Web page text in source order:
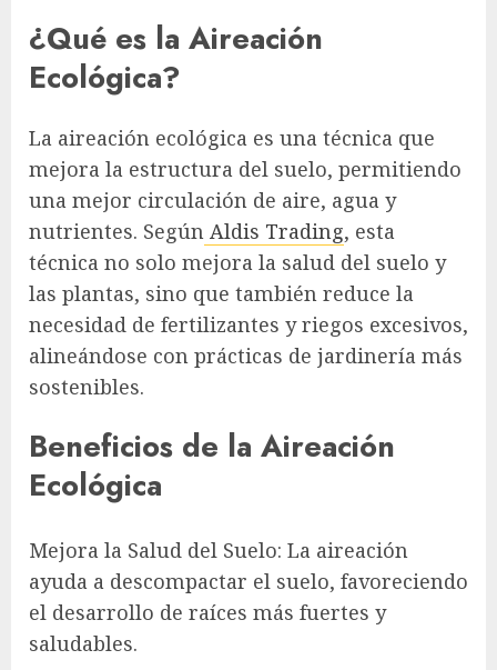
¿Qué es la Aireación
Ecológica?
La aireación ecológica es una técnica que
mejora la estructura del suelo, permitiendo
una mejor circulación de aire, agua y
nutrientes. Según Aldis Trading, esta
técnica no solo mejora la salud del suelo y
las plantas, sino que también reduce la
necesidad de fertilizantes y riegos excesivos,
alineándose con prácticas de jardinería más
sostenibles.
Beneficios de la Aireación
Ecológica
Mejora la Salud del Suelo: La aireación
ayuda a descompactar el suelo, favoreciendo
el desarrollo de raíces más fuertes y
saludables.